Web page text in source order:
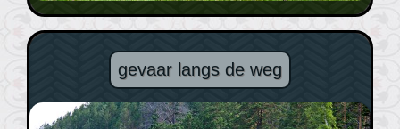
gevaar langs de weg